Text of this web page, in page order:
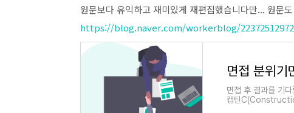
원문보다 유익하고 재미있게 재편집했습니다만... 원문
https://blog.naver.com/workerblog/
면접 후 결과를 기
캡틴